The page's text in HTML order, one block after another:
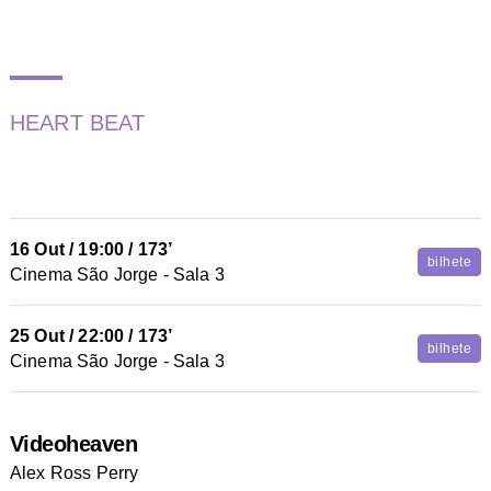
HEART BEAT
16 Out / 19:00 / 173’
Cinema São Jorge - Sala 3
bilhete
25 Out /22:00 / 173’
Cinema São Jorge - Sala 3
bilhete
Videoheaven
Alex Ross Perry